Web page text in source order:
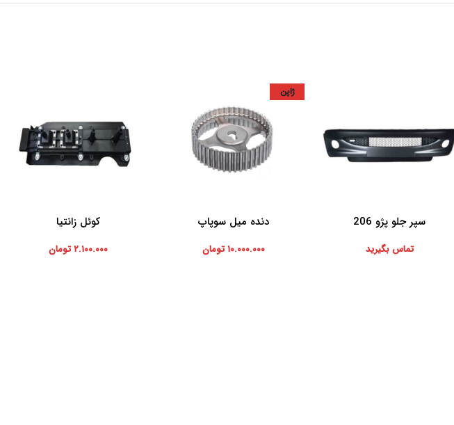
اطلاعات بیشترسپر جلو پژو 206
تماس بگیرید
ژاپن
افزودن به سبد خرید
دنده میل سوپاپ
۱۰.۰۰۰.۰۰۰تومان
افزودن به سبد خرید
کوئل زانتیا
۲.۱۰۰.۰۰۰ تومان